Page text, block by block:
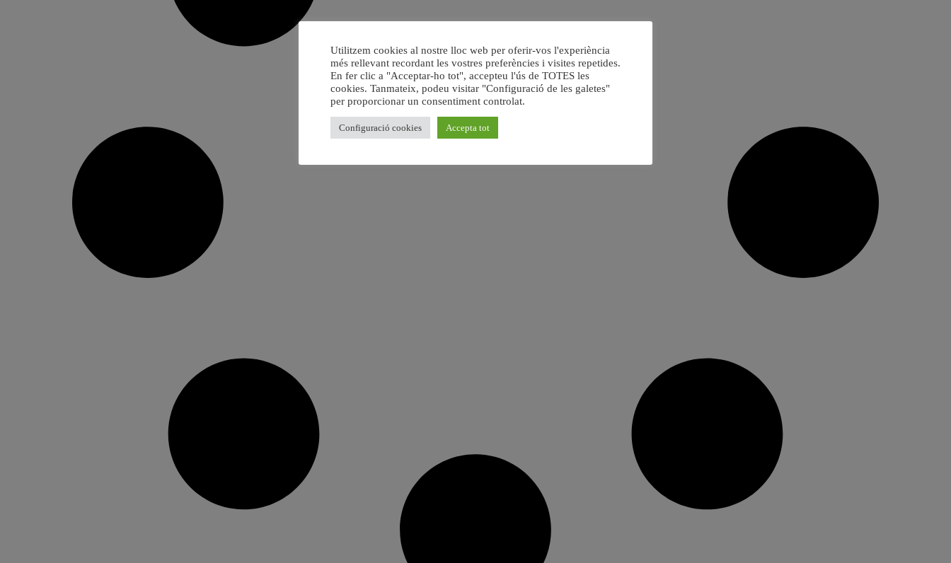
Utilitzem cookies al nostre lloc web per oferir-vos l'experiència
més rellevant recordant les vostres preferències i visites repetides.
En fer clic a "Acceptar-ho tot", accepteu l'ús de TOTES les
cookies. Tanmateix, podeu visitar "Configuració de les galetes"
per proporcionar un consentiment controlat.
Configuració cookies Accepta tot